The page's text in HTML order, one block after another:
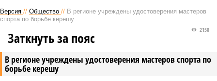
Версия // Общество // В регионе учреждены удостоверения мастеров
спорта по борьбе керешу
В регионе учреждены удостоверения мастеров спорта по
борьбе керешу
2158
Заткнуть за пояс